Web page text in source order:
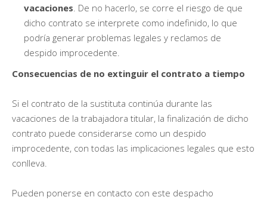
vacaciones. De no hacerlo, se corre el riesgo de que
dicho contrato se interprete como indefinido, lo que
podría generar problemas legales y reclamos de
despido improcedente.
Consecuencias de no extinguir el contrato a tiempo
Si el contrato de la sustituta continúa durante las
vacaciones de la trabajadora titular, la finalización de dicho
contrato puede considerarse como un despido
improcedente, con todas las implicaciones legales que esto
conlleva.
Pueden ponerse en contacto con este despacho